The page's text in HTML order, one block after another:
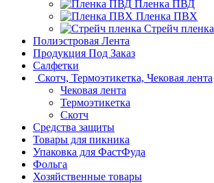
Пленка ПВД
Пленка ПВХ
Стрейч пленка
Полиэстровая Лента
Продукция Под Заказ
Салфетки
Скотч, Термоэтикетка, Чековая лента
Чековая лента
Термоэтикетка
Скотч
Средства защиты
Товары для пикника
Упаковка для ФастФуда
Фольга
Хозяйственные товары